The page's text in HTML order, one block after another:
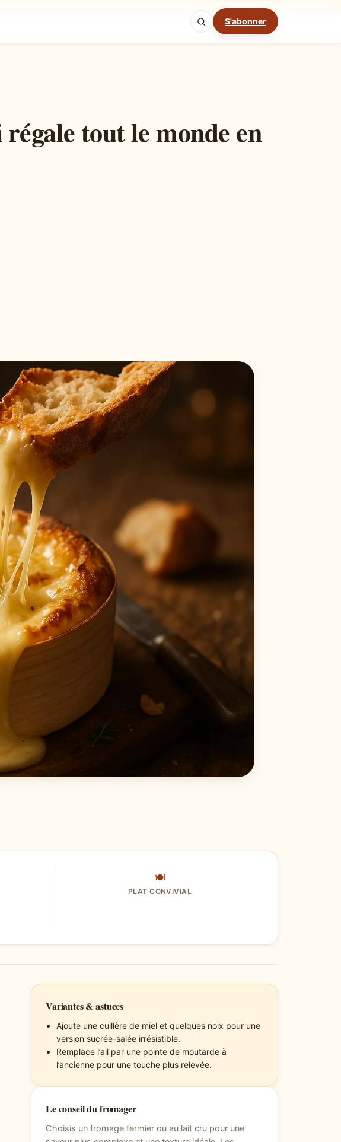
S'abonner
Mode cuisine
tout le monde en
🍽
PLAT CONVIVIAL
Variantes & astuces
Ajoute une cuillère de miel et quelques noix pour une
version sucrée-salée irrésistible.
Remplace l’ail par une pointe de moutarde à
l’ancienne pour une touche plus relevée.
Le conseil du fromager
Choisis un fromage fermier ou au lait cru pour une